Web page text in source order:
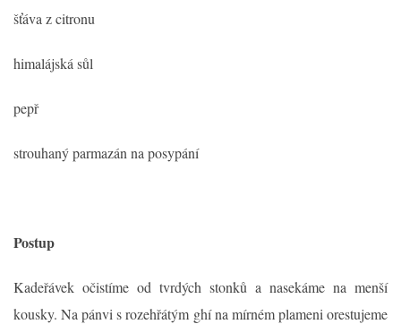
šťáva z citronu
himalájská sůl
pepř
strouhaný parmazán na posypání
Postup
Kadeřávek očistíme od tvrdých stonků a nasekáme na menší
kousky. Na pánvi s rozehřátým ghí na mírném plameni orestujeme